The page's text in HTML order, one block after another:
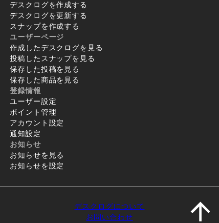
デスクログを作成する
デスクログを更新する
スナップを作成する
ユーザーページ
作成したデスクログを見る
投稿したスナップを見る
保存した投稿を見る
保存した商品を見る
登録情報
ユーザー設定
ポイント管理
アカウント設定
通知設定
お知らせ
お知らせを見る
お知らせを設定
デスクログについて
お問い合わせ